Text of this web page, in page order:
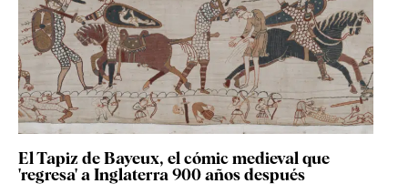
El Tapiz de Bayeux, el cómic medieval que
'regresa' a Inglaterra 900 años después